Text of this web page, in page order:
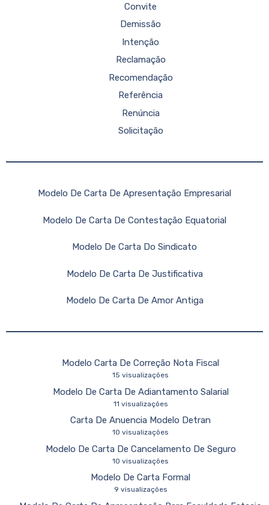
Convite
Demissão
Intenção
Reclamação
Recomendação
Referência
Renúncia
Solicitação
Modelo De Carta De Apresentação Empresarial
Modelo De Carta De Contestação Equatorial
Modelo De Carta Do Sindicato
Modelo De Carta De Justificativa
Modelo De Carta De Amor Antiga
Modelo Carta De Correção Nota Fiscal
15 visualizações
Modelo De Carta De Adiantamento Salarial
11 visualizações
Carta De Anuencia Modelo Detran
10 visualizações
Modelo De Carta De Cancelamento De Seguro
10 visualizações
Modelo De Carta Formal
9 visualizações